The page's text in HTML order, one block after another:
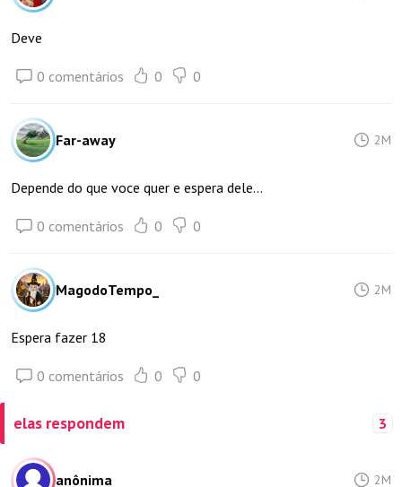
Deve
0 comentários 0 0
Far-away 2M
Depende do que voce quer e espera dele...
0 comentários 0 0
MagodoTempo_ 2M
Espera fazer 18
0 comentários 0 0
elas respondem 3
anônima 2M